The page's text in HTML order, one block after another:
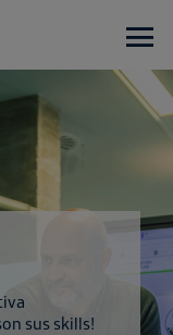
sus skills!